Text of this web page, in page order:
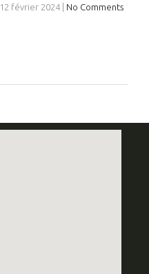
12 février 2024 No Comments